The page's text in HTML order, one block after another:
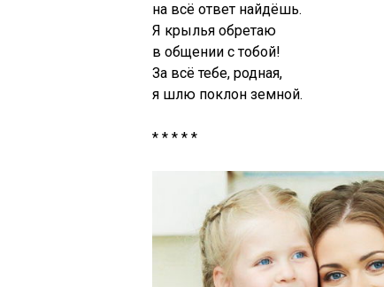
на всё ответ найдёшь.
Я крылья обретаю
в общении с тобой!
За всё тебе, родная,
я шлю поклон земной.
* * * * *